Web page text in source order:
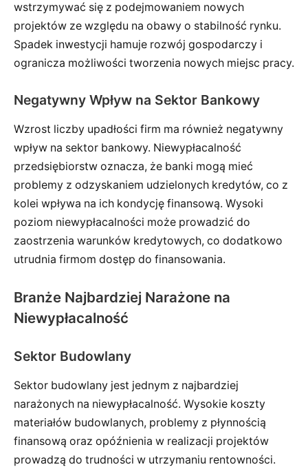
wstrzymywać się z podejmowaniem nowych
projektów ze względu na obawy o stabilność rynku.
Spadek inwestycji hamuje rozwój gospodarczy i
ogranicza możliwości tworzenia nowych miejsc pracy.
Negatywny Wpływ na Sektor Bankowy
Wzrost liczby upadłości firm ma również negatywny
wpływ na sektor bankowy. Niewypłacalność
przedsiębiorstw oznacza, że banki mogą mieć
problemy z odzyskaniem udzielonych kredytów, co z
kolei wpływa na ich kondycję finansową. Wysoki
poziom niewypłacalności może prowadzić do
zaostrzenia warunków kredytowych, co dodatkowo
utrudnia firmom dostęp do finansowania.
Branże Najbardziej Narażone na
Niewypłacalność
Sektor Budowlany
Sektor budowlany jest jednym z najbardziej
narażonych na niewypłacalność. Wysokie koszty
materiałów budowlanych, problemy z płynnością
finansową oraz opóźnienia w realizacji projektów
prowadzą do trudności w utrzymaniu rentowności.